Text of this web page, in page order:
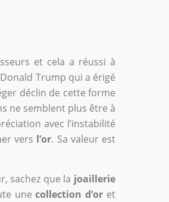
et cela a réussi à
Trump qui a érigé
déclin de cette forme
ne semblent plus être à
avec l’instabilité
vers l’or. Sa valeur est
sachez que la joaillerie
unecollection d’or et